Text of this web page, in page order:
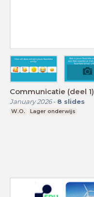
Communicatie (deel 1)
January 2026- 8 slides
W.O. Lager onderwijs